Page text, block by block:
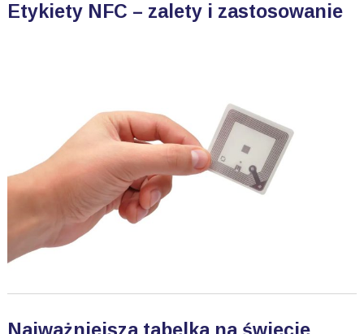
Etykiety NFC – zalety i zastosowanie